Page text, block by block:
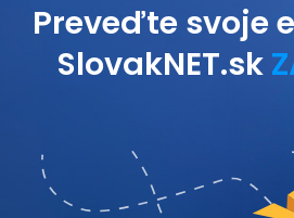
Preveďte svoje
SlovakNET.sk